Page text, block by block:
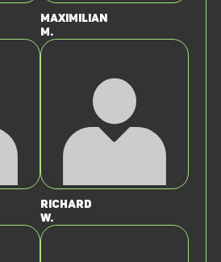
Maximilian
M.
Richard
W.